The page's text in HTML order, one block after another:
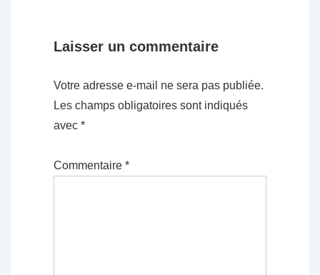
Laisser un commentaire
Votre adresse e-mail ne sera pas publiée.
Les champs obligatoires sont indiqués
avec *
Commentaire *